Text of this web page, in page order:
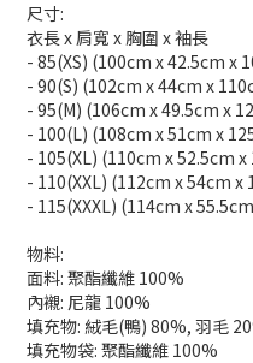
尺寸:
衣長 x 肩寬 x 胸圍 x 袖長
- 85(XS) (100cm x 42.5cm x
- 90(S) (102cm x 44cm x
- 95(M) (106cm x 49.5cm x
- 100(L) (108cm x 51cm x
- 105(XL) (110cm x 52.5cm
- 110(XXL) (112cm x 54cm
- 115(XXXL) (114cm x
物料:
面料: 聚酯纖維 100%
內襯: 尼龍 100%
填充物: 絨毛(鴨) 80%, 羽毛
填充物袋: 聚酯纖維 100%